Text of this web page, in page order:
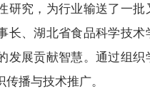
研究，为行业输送了一
长、湖北省食品科学技
发展贡献智慧。通过组
播与技术推广。